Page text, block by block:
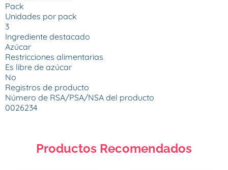
Pack
Unidades por pack
3
Ingrediente destacado
Azúcar
Restricciones alimentarias
Es libre de azúcar
No
Registros de producto
Número de RSA/PSA/NSA del producto
0026234
Productos Recomendados